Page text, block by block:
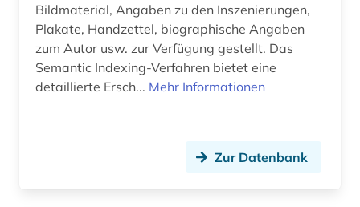
Bildmaterial, Angaben zu den Inszenierungen,
Plakate, Handzettel, biographische Angaben
zum Autor usw. zur Verfügung gestellt. Das
Semantic Indexing-Verfahren bietet eine
detaillierte Ersch... Mehr Informationen
Zur Datenbank